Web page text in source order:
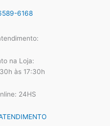
6168
na Loja:
às 17:30h
24HS